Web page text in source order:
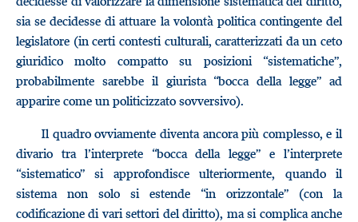
sia se decidesse di attuare la volontà politica contingente del
legislatore (in certi contesti culturali, caratterizzati da un ceto
giuridico molto compatto su posizioni “sistematiche”,
probabilmente sarebbe il giurista “bocca della legge” ad
apparire come un politicizzato sovversivo).
Il quadro ovviamente diventa ancora più complesso, e il
divario tra l’interprete “bocca della legge” e l’interprete
“sistematico” si approfondisce ulteriormente, quando il
sistema non solo si estende “in orizzontale” (con la
codificazione di vari settori del diritto), ma si complica anche